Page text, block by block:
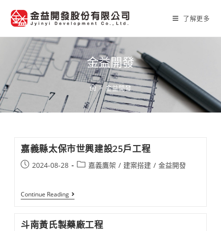
了解更多
金益開發
> 金益開發
嘉義縣太保市世興建設25戶工程​
Post2024-08-28
Post嘉義鷹架 / 建案搭建​ / 金益開發
Continue Reading嘉
義
太
保
斗南黃氏製藥廠工程​